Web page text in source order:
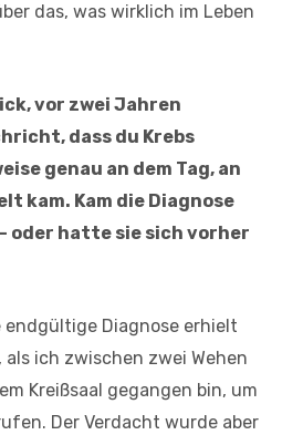
das, was wirklich im Leben
vor zwei Jahren
dass du Krebs
genau an dem Tag, an
kam. Kam die Diagnose
oder hatte sie sich vorher
endgültige Diagnose erhielt
ich zwischen zwei Wehen
Kreißsaal gegangen bin, um
Der Verdacht wurde aber